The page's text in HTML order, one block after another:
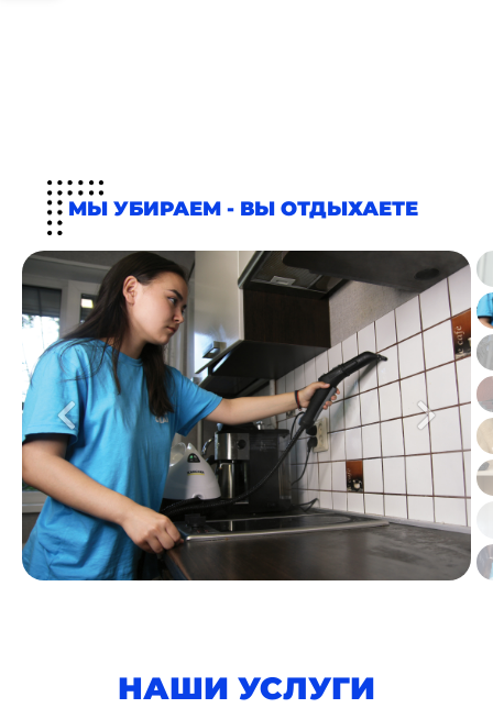
МЫ УБИРАЕМ - ВЫ ОТДЫХАЕТЕ
НАШИ УСЛУГИ